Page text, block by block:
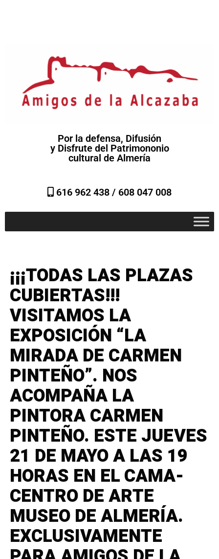
Por la defensa, Difusión
y Disfrute del Patrimononio
cultural de Almería
616 962 438 / 608 047 008
¡¡¡TODAS LAS PLAZAS
CUBIERTAS!!!
VISITAMOS LA
EXPOSICIÓN “LA
MIRADA DE CARMEN
PINTEÑO”. NOS
ACOMPAÑA LA
PINTORA CARMEN
PINTEÑO. ESTE JUEVES
21 DE MAYO A LAS 19
HORAS EN EL CAMA-
CENTRO DE ARTE
MUSEO DE ALMERÍA.
EXCLUSIVAMENTE